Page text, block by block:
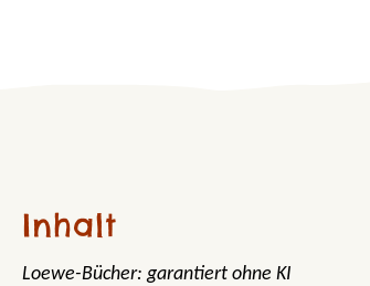
Inhalt
Loewe-Bücher: garantiert ohne KI